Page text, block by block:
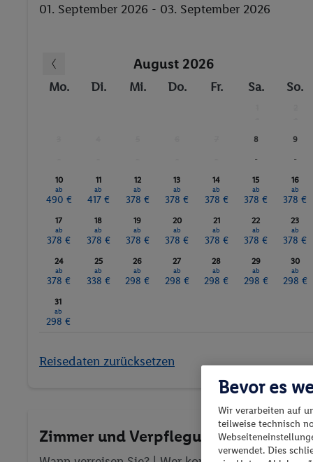
01. September 2026 - 03. September 2026
August 2026
Mo. Di. Mi. Do. Fr. Sa. So.
8
-
9
-
10
ab
490 €
11
ab
417 €
12
ab
378 €
13
ab
378 €
14
ab
378 €
15
ab
378 €
16
ab
378 €
17
ab
378 €
18
ab
378 €
19
ab
378 €
20
ab
378 €
21
ab
378 €
22
ab
378 €
23
ab
378 €
24
ab
378 €
25
ab
338 €
26
ab
298 €
27
ab
298 €
28
ab
298 €
29
ab
298 €
30
ab
298 €
31
ab
298 €
Reisedaten zurücksetzen
Zimmer und Verpflegung wählen
Bevor es
Wir verarbeiten auf
teilweise technisch
verwendet. Dies